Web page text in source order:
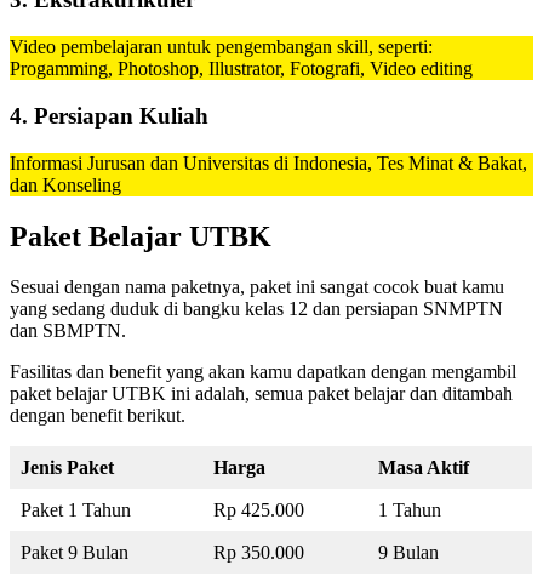
Video pembelajaran untuk pengembangan skill, seperti:
Progamming, Photoshop, Illustrator, Fotografi, Video editing
4. Persiapan Kuliah
Informasi Jurusan dan Universitas di Indonesia, Tes Minat & Bakat,
dan Konseling
Paket Belajar UTBK
Sesuai dengan nama paketnya, paket ini sangat cocok buat kamu
yang sedang duduk di bangku kelas 12 dan persiapan SNMPTN
dan SBMPTN.
Fasilitas dan benefit yang akan kamu dapatkan dengan mengambil
paket belajar UTBK ini adalah, semua paket belajar dan ditambah
dengan benefit berikut.
Jenis Paket Harga Masa Aktif
Paket 1 Tahun Rp 425.000 1 Tahun
Paket 9 Bulan Rp 350.000 9 Bulan